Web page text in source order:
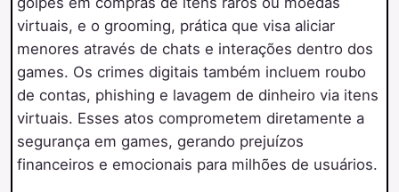
virtuais, e o grooming, prática que visa aliciar
menores através de chats e interações dentro dos
games. Os crimes digitais também incluem roubo
de contas, phishing e lavagem de dinheiro via itens
virtuais. Esses atos comprometem diretamente a
segurança em games, gerando prejuízos
financeiros e emocionais para milhões de usuários.